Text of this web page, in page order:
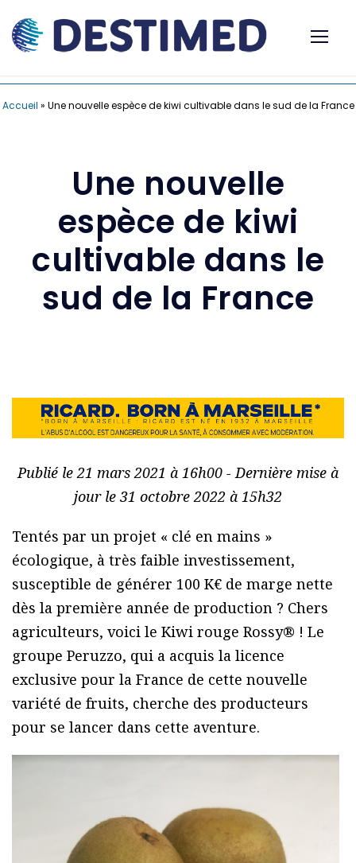
Accueil » Une nouvelle espèce de kiwi cultivable dans le sud de la France
Une nouvelle
espèce de kiwi
cultivable dans le
sud de la France
Publié le 21 mars 2021 à 16h00 - Dernière mise à
jour le 31 octobre 2022 à 15h32
Tentés par un projet « clé en mains »
écologique, à très faible investissement,
susceptible de générer 100 K€ de marge nette
dès la première année de production ? Chers
agriculteurs, voici le Kiwi rouge Rossy® ! Le
groupe Peruzzo, qui a acquis la licence
exclusive pour la France de cette nouvelle
variété de fruits, cherche des producteurs
pour se lancer dans cette aventure.